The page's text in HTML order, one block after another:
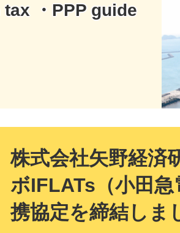
・PPP guide
株式会社矢野経済
ボIFLATs（小田
携協定を締結しま